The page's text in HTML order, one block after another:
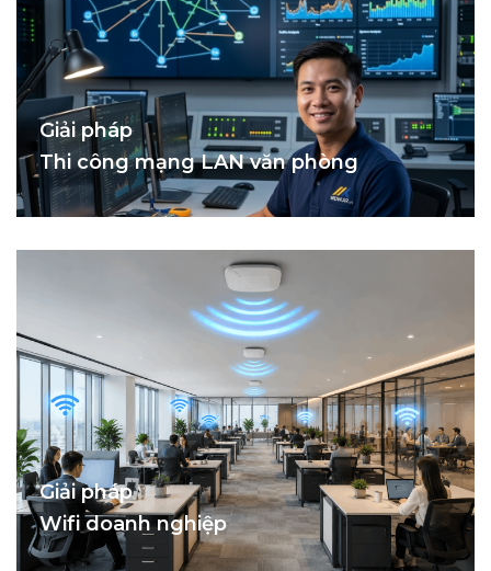
Giải pháp
Thi công mạng LAN văn phòng
Giải pháp
Wifi doanh nghiệp